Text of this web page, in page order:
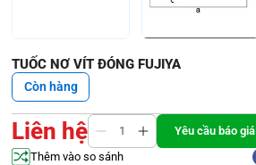
TUỐC NƠ VÍT ĐÓNG FUJIYA
Còn hàng
Liên hệ
Yêu cầu báo giá
Thêm vào so sánh